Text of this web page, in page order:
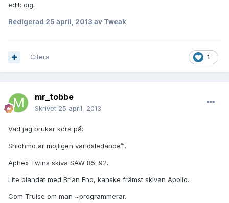
edit: dig.
Redigerad 25 april, 2013 av Tweak
1
Citera
mr_tobbe
Skrivet 25 april, 2013
Vad jag brukar köra på:
Shlohmo är möjligen världsledande™.
Aphex Twins skiva SAW 85–92.
Lite blandat med Brian Eno, kanske främst skivan Apollo.
Com Truise om man ~programmerar.